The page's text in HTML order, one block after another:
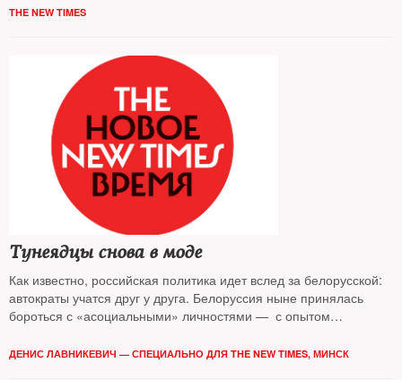
масштабной волны протестов
THE NEW TIMES
Тунеядцы снова в моде
Как известно, российская политика идет вслед за белорусской:
автократы учатся друг у друга. Белоруссия ныне принялась
бороться с «асоциальными» личностями — с опытом
ДЕНИС ЛАВНИКЕВИЧ — СПЕЦИАЛЬНО ДЛЯ THE NEW TIMES, МИНСК